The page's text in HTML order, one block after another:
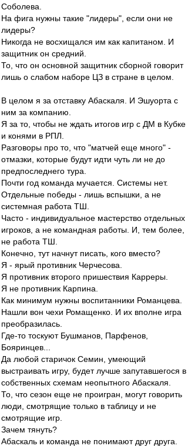
Соболева.
На фига нужны такие "лидеры", если они не
лидеры?
Никогда не восхищался им как капитаном. И
защитник он средний.
То, что он основной защитник сборной говорит
лишь о слабом наборе ЦЗ в стране в целом.
В целом я за отставку Абаскаля. И Эшуорта с
ним за компанию.
Я за то, чтобы не ждать итогов игр с ДМ в Кубке
и конями в РПЛ.
Разговоры про то, что "матчей еще много" -
отмазки, которые будут идти чуть ли не до
предпоследнего тура.
Почти год команда мучается. Системы нет.
Отдельные победы - лишь вспышки, а не
системная работа ТШ.
Часто - индивидуальное мастерство отдельных
игроков, а не командная работы. И, тем более,
не работа ТШ.
Конечно, тут начнут писать, кого вместо?
Я - ярый противник Черчесова.
Я противник второго пришествия Карреры.
Я не противник Карпина.
Как минимум нужны воспитанники Романцева.
Нашли вон чехи Ромащенко. И их вполне игра
преобразилась.
Где-то тоскуют Бушманов, Парфенов,
Бояринцев...
Да любой старичок Семин, умеющий
выстраивать игру, будет лучше запутавшегося в
собственных схемам неопытного Абаскаля.
То, что сезон еще не проигран, могут говорить
люди, смотрящие только в таблицу и не
смотрящие игр.
Зачем тянуть?
Абаскаль и команда не понимают друг друга.